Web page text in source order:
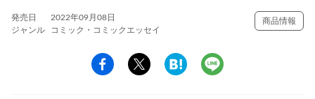
発売日
2022年09月08日
ジャンル
コミック・コミックエッセイ
商品情報